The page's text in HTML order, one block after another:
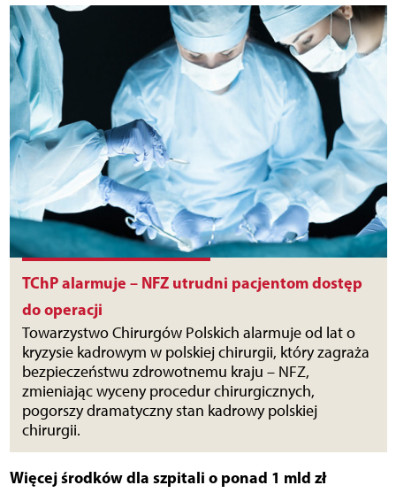
TChP alarmuje – NFZ utrudni pacjentom dostęp
do operacji
Towarzystwo Chirurgów Polskich alarmuje od lat o
kryzysie kadrowym w polskiej chirurgii, który zagraża
bezpieczeństwu zdrowotnemu kraju – NFZ,
zmieniając wyceny procedur chirurgicznych,
pogorszy dramatyczny stan kadrowy polskiej
chirurgii.
Więcej środków dla szpitali o ponad 1 mld zł